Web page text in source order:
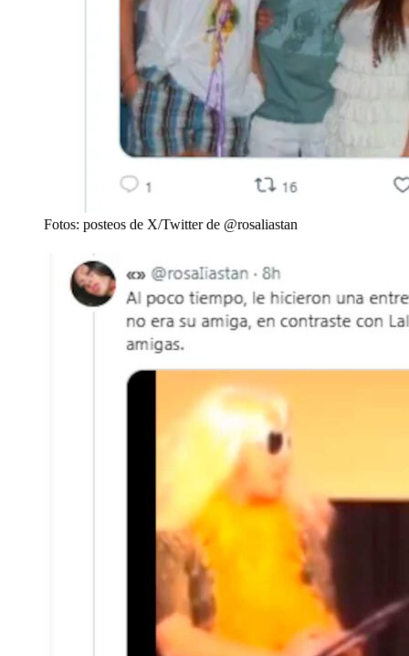
Fotos: posteos de X/Twitter de @rosaliastan